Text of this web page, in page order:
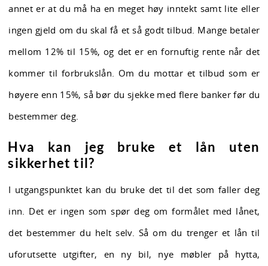
annet er at du må ha en meget høy inntekt samt lite eller
ingen gjeld om du skal få et så godt tilbud. Mange betaler
mellom 12% til 15%, og det er en fornuftig rente når det
kommer til forbrukslån. Om du mottar et tilbud som er
høyere enn 15%, så bør du sjekke med flere banker før du
bestemmer deg.
Hva kan jeg bruke et lån uten
sikkerhet til?
I utgangspunktet kan du bruke det til det som faller deg
inn. Det er ingen som spør deg om formålet med lånet,
det bestemmer du helt selv. Så om du trenger et lån til
uforutsette utgifter, en ny bil, nye møbler på hytta,